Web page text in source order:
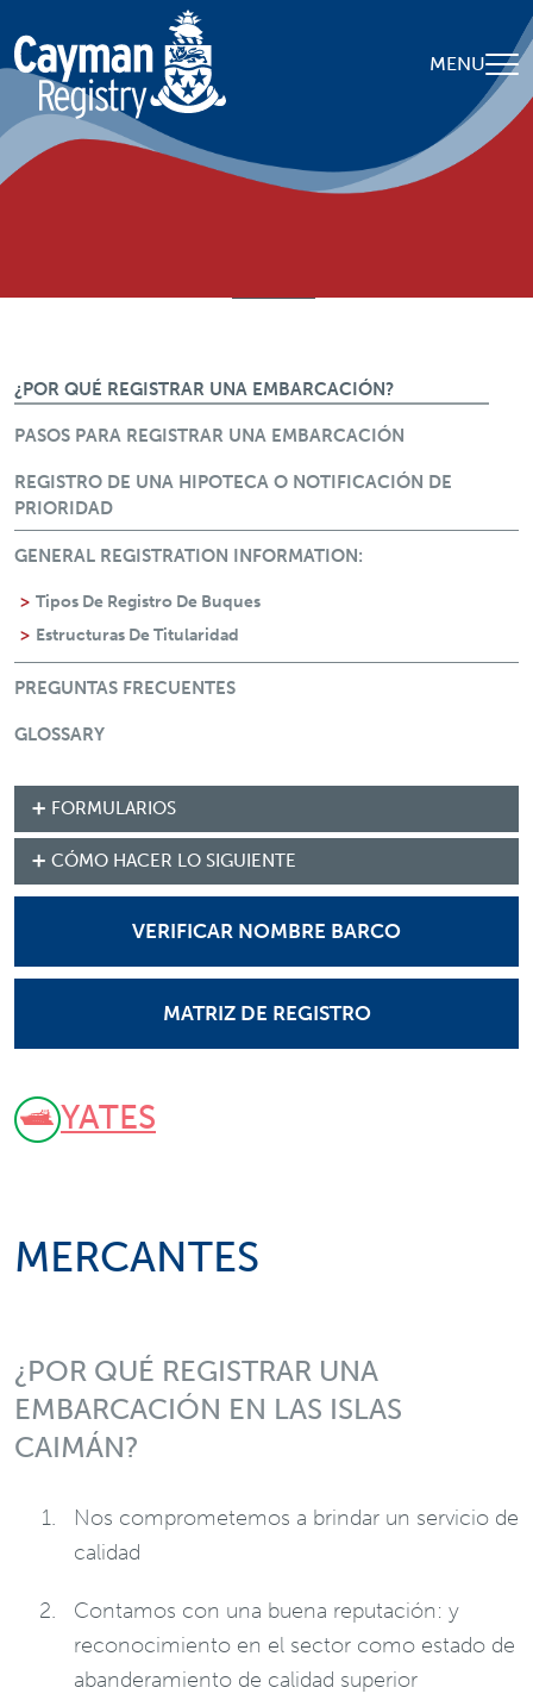
Skip to main content
MENU
Breadcrumb
Home MERCANTES
Merchant Menu
¿POR QUÉ REGISTRAR UNA EMBARCACIÓN?
PASOS PARA REGISTRAR UNA EMBARCACIÓN
REGISTRO DE UNA HIPOTECA O NOTIFICACIÓN DE
PRIORIDAD
GENERAL REGISTRATION INFORMATION:
Tipos De Registro De Buques
Estructuras De Titularidad
PREGUNTAS FRECUENTES
GLOSSARY
FORMULARIOS
CÓMO HACER LO SIGUIENTE
VERIFICAR NOMBRE BARCO
MATRIZ DE REGISTRO
YATES
MERCANTES
¿POR QUÉ REGISTRAR UNA
EMBARCACIÓN EN LAS ISLAS
CAIMÁN?
Nos comprometemos a brindar un servicio de
calidad
Contamos con una buena reputación: y
reconocimiento en el sector como estado de
abanderamiento de calidad superior